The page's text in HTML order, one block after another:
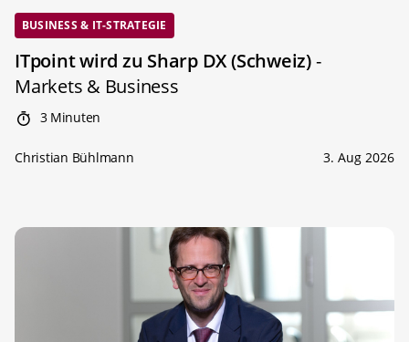
BUSINESS & IT-STRATEGIE
ITpoint wird zu Sharp DX (Schweiz)-
Markets & Business
3 Minuten
Christian Bühlmann 3. Aug 2026